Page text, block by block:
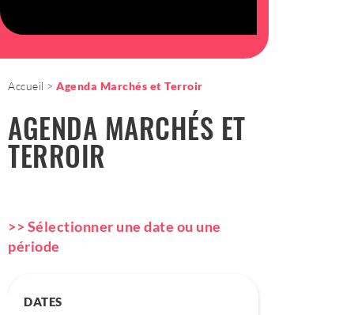
Accueil Agenda Marchés et Terroir
AGENDA MARCHÉS ET
TERROIR
>> Sélectionner une date ou une
période
DATES